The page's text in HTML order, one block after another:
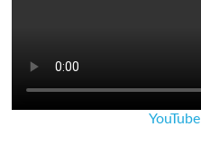
YouTube